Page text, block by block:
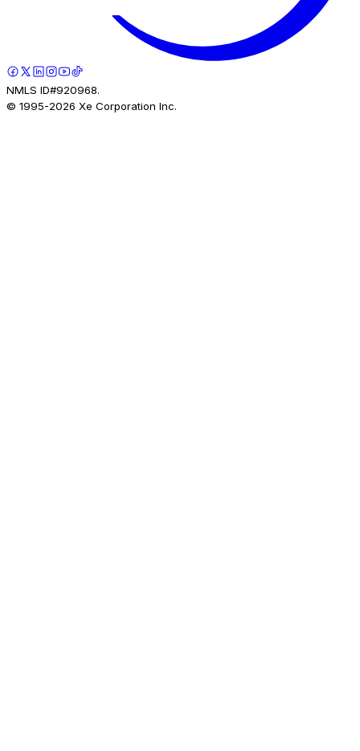
NMLS ID#920968.
© 1995-2026 Xe Corporation Inc.